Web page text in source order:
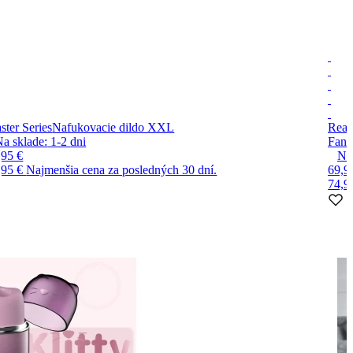
SeriesNafukovacie dildo XXL
sklade: 1-2dni
€
€Najmenšia cena za posledných 30 dní.
Real